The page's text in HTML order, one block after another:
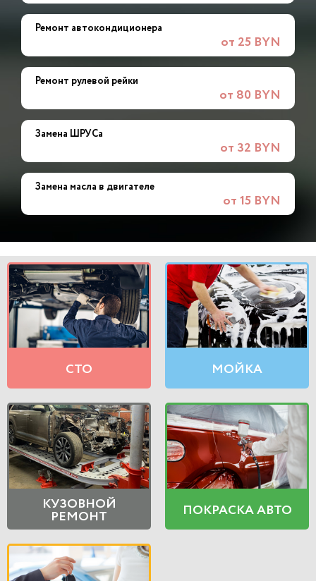
Ремонт автокондиционера
от 25 BYN
Ремонт рулевой рейки
от 80 BYN
Замена ШРУСа
от 32 BYN
Замена масла в двигателе
от 15 BYN
СТО МОЙКА
КУЗОВНОЙ
РЕМОНТ ПОКРАСКА АВТО